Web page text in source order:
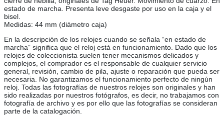
estado de marcha. Presenta leve desgaste por uso en la caja y el
bisel.
Medidas: 44 mm (diámetro caja)
En la descripción de los relojes cuando se señala “en estado de
marcha” significa que el reloj está en funcionamiento. Dado que los
relojes de coleccionista suelen tener mecanismos delicados y
complejos, el comprador es el responsable de cualquier servicio
general, revisión, cambio de pila, ajuste o reparación que pueda ser
necesaria. No garantizamos el funcionamiento perfecto de ningún
reloj. Todas las fotografías de nuestros relojes son originales y han
sido realizadas por nuestros fotógrafos, es decir, no trabajamos con
fotografía de archivo y es por ello que las fotografías se consideran
parte de la catalogación.